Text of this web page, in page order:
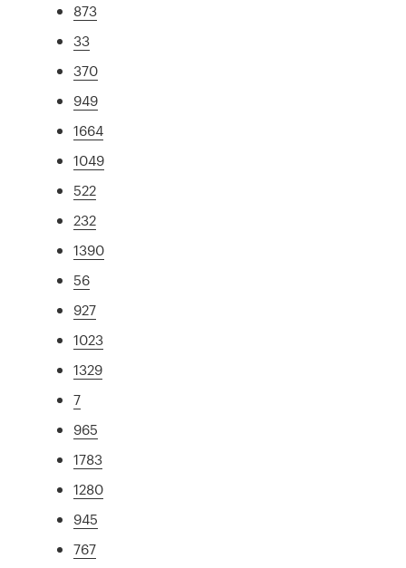
873
33
370
949
1664
1049
522
232
1390
56
927
1023
1329
7
965
1783
1280
945
767